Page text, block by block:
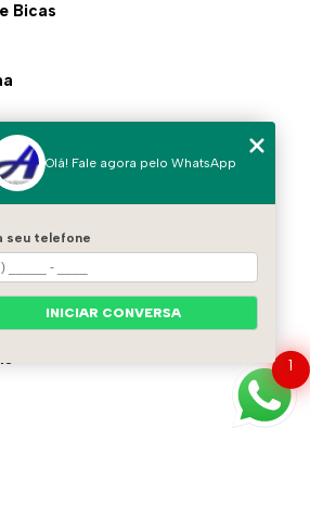
Bicas
1
Olá! Fale agora pelo WhatsApp
seu telefone
INICIAR CONVERSA